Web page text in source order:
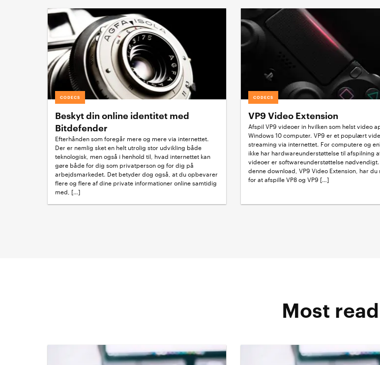
CODECS
Beskyt din online identitet med
Bitdefender
Efterhånden som foregår mere og mere via internettet.
Der er nemlig sket en helt utrolig stor udvikling både
teknologisk, men også i henhold til, hvad internettet kan
gøre både for dig som privatperson og for dig på
arbejdsmarkedet. Det betyder dog også, at du opbevarer
flere og flere af dine private informationer online samtidig
med, […]
CODECS
VP9 Video Extension
Afspil VP9 videoer in hvilken som helst video
Windows 10 computer. VP9 er et populært
streaming via internettet. For computere og
ikke har hardwareunderstøttelse til afspilning
videoer er softwareunderstøttelse nødvendigt.
denne download, VP9 Video Extension, har du
for at afspille VP8 og VP9 […]
Most read